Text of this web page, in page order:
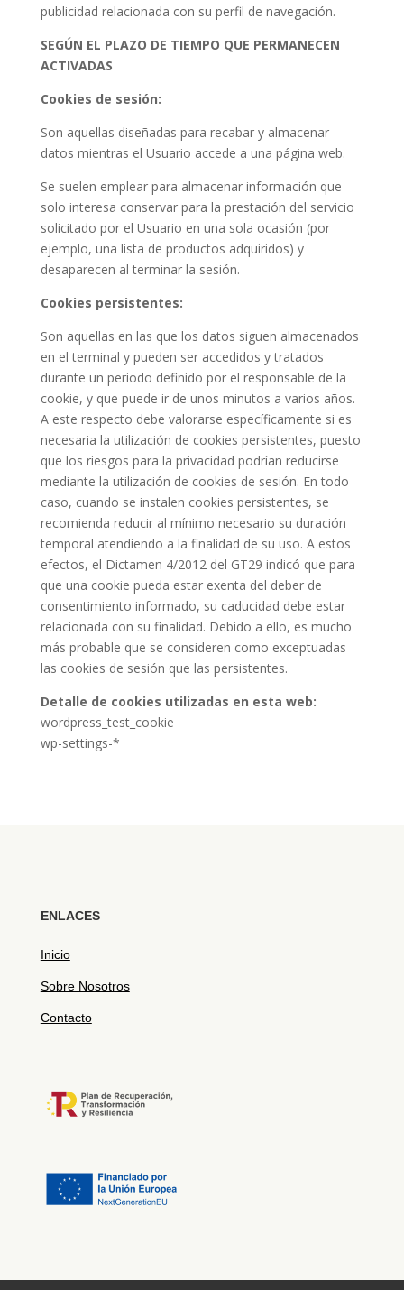
publicidad relacionada con su perfil de navegación.
SEGÚN EL PLAZO DE TIEMPO QUE PERMANECEN
ACTIVADAS
Cookies de sesión:
Son aquellas diseñadas para recabar y almacenar
datos mientras el Usuario accede a una página web.
Se suelen emplear para almacenar información que
solo interesa conservar para la prestación del servicio
solicitado por el Usuario en una sola ocasión (por
ejemplo, una lista de productos adquiridos) y
desaparecen al terminar la sesión.
Cookies persistentes:
Son aquellas en las que los datos siguen almacenados
en el terminal y pueden ser accedidos y tratados
durante un periodo definido por el responsable de la
cookie, y que puede ir de unos minutos a varios años.
A este respecto debe valorarse específicamente si es
necesaria la utilización de cookies persistentes, puesto
que los riesgos para la privacidad podrían reducirse
mediante la utilización de cookies de sesión. En todo
caso, cuando se instalen cookies persistentes, se
recomienda reducir al mínimo necesario su duración
temporal atendiendo a la finalidad de su uso. A estos
efectos, el Dictamen 4/2012 del GT29 indicó que para
que una cookie pueda estar exenta del deber de
consentimiento informado, su caducidad debe estar
relacionada con su finalidad. Debido a ello, es mucho
más probable que se consideren como exceptuadas
las cookies de sesión que las persistentes.
Detalle de cookies utilizadas en esta web:
wordpress_test_cookie
wp-settings-*
ENLACES
Inicio
Sobre Nosotros
Contacto